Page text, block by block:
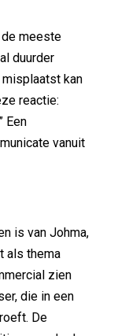
meeste
duurder
kan
reactie:
Een
vanuit
is van Johma,
als thema
zien
die in een
De